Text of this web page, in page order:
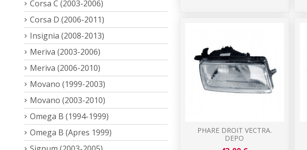
PHARE DROIT VECTRA.
DEPO
Corsa C (2003-2006)
Corsa D (2006-2011)
Insignia (2008-2013)
Meriva (2003-2006)
Meriva (2006-2010)
Movano (1999-2003)
Movano (2003-2010)
Omega B (1994-1999)
Omega B (Apres 1999)